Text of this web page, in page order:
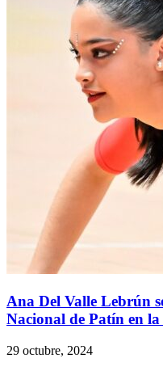
Ana Del Valle Lebrún
Nacional de Patín en
29 octubre, 2024